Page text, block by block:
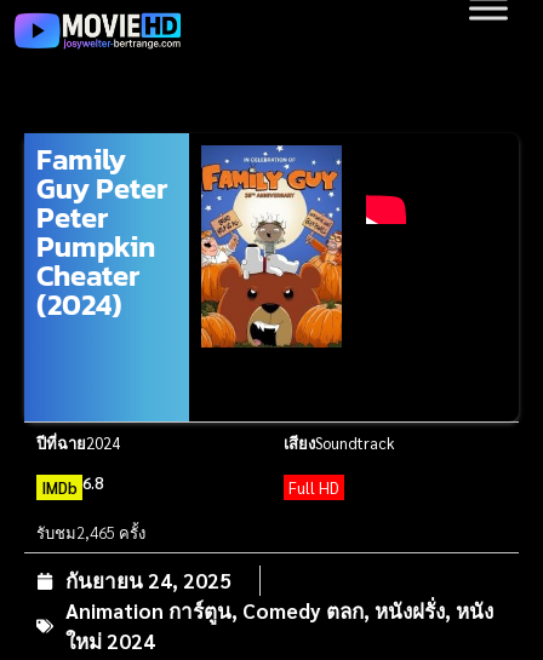
Family
Guy Peter
Peter
Pumpkin
Cheater
(2024)
ปีที่ฉาย2024 เสียงSoundtrack
IMDb 6.8 Full HD
รับชม2,465 ครั้ง
กันยายน 24, 2025
Animation การ์ตูน, Comedy ตลก, หนังฝรั่ง, หนัง
ใหม่ 2024